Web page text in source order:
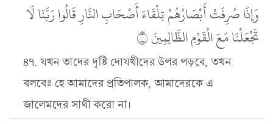
وَإِذَا صُرِفَتْ أَبْصَارُهُمْ تِلْقَاءَ أَصْحَابِ النَّارِ قَالُوا رَبَّنَا لَا
تَجْعَلْنَا مَعَ الْقَوْمِ الظَّالِمِينَ ۝
৪৭. যখন তাদের দৃষ্টি দোযখীদের উপর পড়বে, তখন
বলবেঃ হে আমাদের প্রতিপালক, আমাদেরকে এ
জালেমদের সাথী করো না।